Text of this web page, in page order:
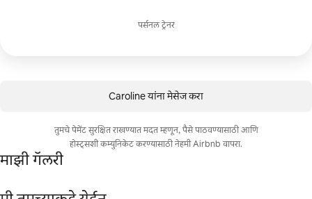
पर्सनल ट्रेनर
Caroline यांना मेसेज करा
तुमचे पेमेंट सुरक्षित राखण्यात मदत म्हणून, पैसे पाठवण्यासाठी आणि
होस्ट्सशी कम्युनिकेट करण्यासाठी नेहमी Airbnb वापरा.
माझी गॅलरी